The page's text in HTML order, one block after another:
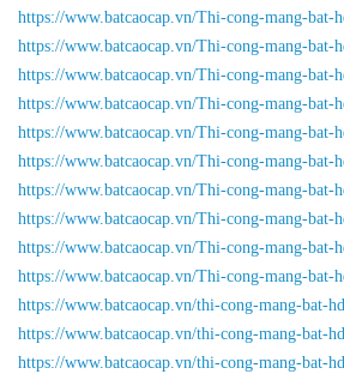
https://www.batcaocap.vn/Thi-cong-mang-bat-
https://www.batcaocap.vn/Thi-cong-mang-bat-
https://www.batcaocap.vn/Thi-cong-mang-bat-
https://www.batcaocap.vn/Thi-cong-mang-bat-
https://www.batcaocap.vn/Thi-cong-mang-bat-
https://www.batcaocap.vn/Thi-cong-mang-bat-
https://www.batcaocap.vn/Thi-cong-mang-bat-
https://www.batcaocap.vn/Thi-cong-mang-bat-
https://www.batcaocap.vn/Thi-cong-mang-bat-
https://www.batcaocap.vn/Thi-cong-mang-bat-
https://www.batcaocap.vn/thi-cong-mang-bat-
https://www.batcaocap.vn/thi-cong-mang-bat-
https://www.batcaocap.vn/thi-cong-mang-bat-